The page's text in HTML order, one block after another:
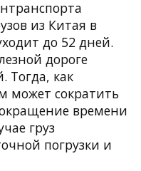
из Китая в
до 52 дней.
дороге
Тогда, как
может сократить
времени
груз
погрузки и